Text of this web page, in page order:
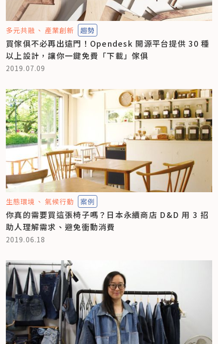
多元共融 產業創新 趨勢
買傢俱不必再出遠門！Opendesk 開源平台提供 30 種
以上設計，讓你一鍵免費「下載」傢俱
2019.07.09
生態環境 氣候行動 案例
你真的需要買這張椅子嗎？日本永續商店 D&D 用 3 招
助人理解需求、避免衝動消費
2019.06.18